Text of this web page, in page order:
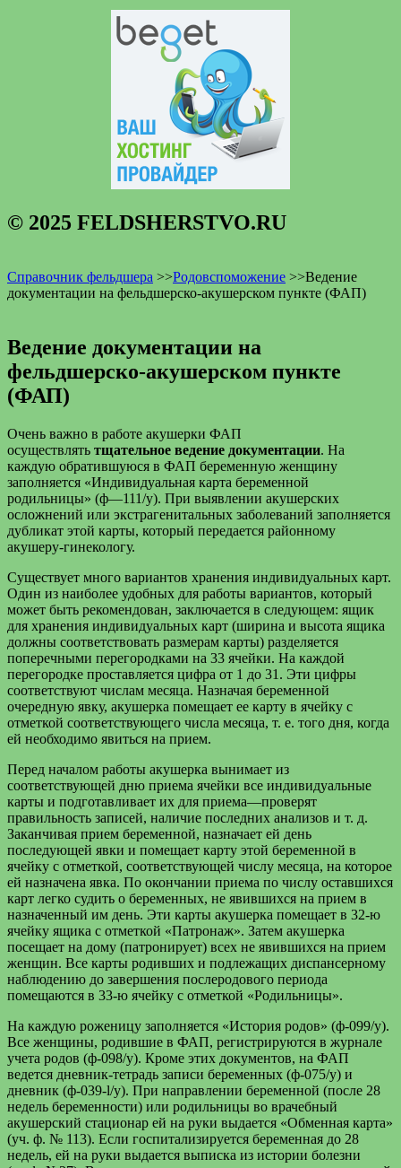
© 2025 FELDSHERSTVO.RU
Справочник фельдшера >>Родовспоможение >>Ведение
документации на фельдшерско-акушерском пункте (ФАП)
Ведение документации на
фельдшерско-акушерском пункте
(ФАП)
Очень важно в работе акушерки ФАП
осуществлять тщательное ведение документации. На
каждую обратившуюся в ФАП беременную женщину
заполняется «Индивидуальная карта беременной
родильницы» (ф—111/у). При выявлении акушерских
осложнений или экстрагенитальных заболеваний заполняется
дубликат этой карты, который передается районному
акушеру-гинекологу.
Существует много вариантов хранения индивидуальных карт.
Один из наиболее удобных для работы вариантов, который
может быть рекомендован, заключается в следующем: ящик
для хранения индивидуальных карт (ширина и высота ящика
должны соответствовать размерам карты) разделяется
поперечными перегородками на 33 ячейки. На каждой
перегородке проставляется цифра от 1 до 31. Эти цифры
соответствуют числам месяца. Назначая беременной
очередную явку, акушерка помещает ее карту в ячейку с
отметкой соответствующего числа месяца, т. е. того дня, когда
ей необходимо явиться на прием.
Перед началом работы акушерка вынимает из
соответствующей дню приема ячейки все индивидуальные
карты и подготавливает их для приема—проверят
правильность записей, наличие последних анализов и т. д.
Заканчивая прием беременной, назначает ей день
последующей явки и помещает карту этой беременной в
ячейку с отметкой, соответствующей числу месяца, на которое
ей назначена явка. По окончании приема по числу оставшихся
карт легко судить о беременных, не явившихся на прием в
назначенный им день. Эти карты акушерка помещает в 32-ю
ячейку ящика с отметкой «Патронаж». Затем акушерка
посещает на дому (патронирует) всех не явившихся на прием
женщин. Все карты родивших и подлежащих диспансерному
наблюдению до завершения послеродового периода
помещаются в 33-ю ячейку с отметкой «Родильницы».
На каждую роженицу заполняется «История родов» (ф-099/у).
Все женщины, родившие в ФАП, регистрируются в журнале
учета родов (ф-098/у). Кроме этих документов, на ФАП
ведется дневник-тетрадь записи беременных (ф-075/у) и
дневник (ф-039-l/y). При направлении беременной (после 28
недель беременности) или родильницы во врачебный
акушерский стационар ей на руки выдается «Обменная карта»
(уч. ф. № 113). Если госпитализируется беременная до 28
недель, ей на руки выдается выписка из истории болезни